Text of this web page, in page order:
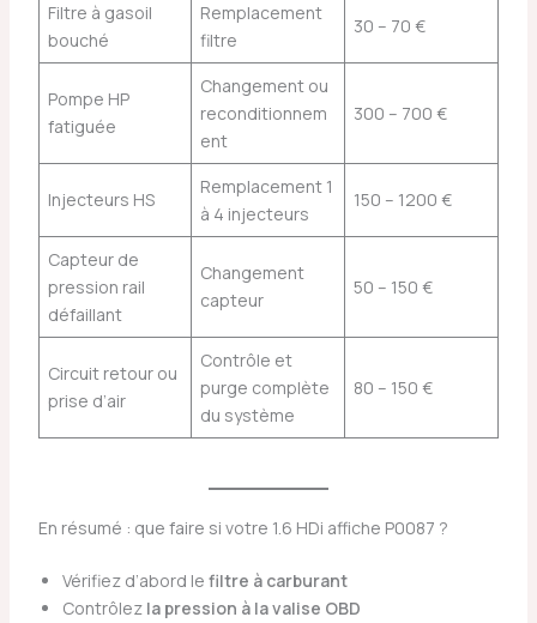
Filtre à gasoil
bouché
Remplacement
filtre
30 – 70 €
Pompe HP
fatiguée
Changement ou
reconditionnem
ent
300 – 700 €
Injecteurs HS
Remplacement 1
à 4 injecteurs
150 – 1200 €
Capteur de
pression rail
défaillant
Changement
capteur
50 – 150 €
Circuit retour ou
prise d’air
Contrôle et
purge complète
du système
80 – 150 €
En résumé : que faire si votre 1.6 HDi affiche P0087 ?
Vérifiez d’abord le filtre à carburant
Contrôlez la pression à la valise OBD